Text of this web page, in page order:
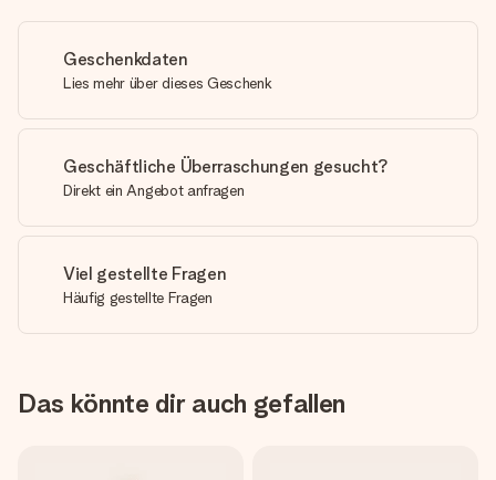
Geschenkdaten
Lies mehr über dieses Geschenk
Geschäftliche Überraschungen gesucht?
Direkt ein Angebot anfragen
Viel gestellte Fragen
Häufig gestellte Fragen
Das könnte dir auch gefallen